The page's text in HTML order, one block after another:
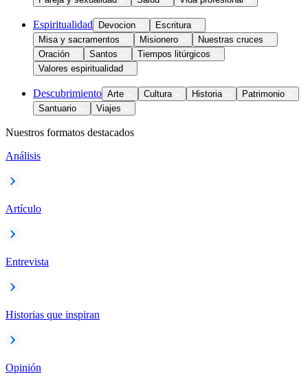
Espiritualidad Devocion
Escritura
Misa y sacramentos
Misionero
Nuestras cruces
Oración
Santos
Tiempos litúrgicos
Valores espiritualidad
Descubrimiento Arte Cultura Historia
Patrimonio
Santuario
Viajes
Nuestros formatos destacados
Análisis
Artículo
Entrevista
Historias que inspiran
Opinión